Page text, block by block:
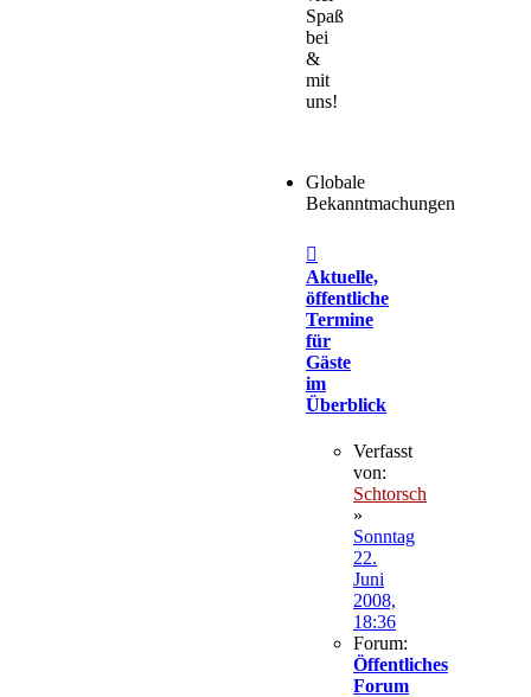
Spaß
bei
&
mit
uns!
Globale
Bekanntmachungen
Aktuelle,
öffentliche
Termine
für
Gäste
im
Überblick
Verfasst
von:
Schtorsch
»
Sonntag
22.
Juni
2008,
18:36
Forum:
Öffentliches
Forum